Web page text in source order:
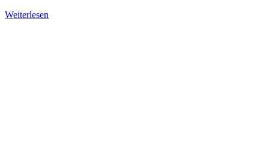
Weiterlesen